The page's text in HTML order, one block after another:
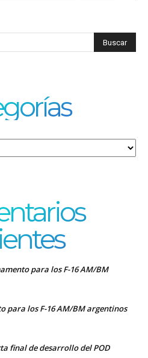
para los F-16 AM/BM
para los F-16 AM/BM argentinos
final de desarrollo del POD